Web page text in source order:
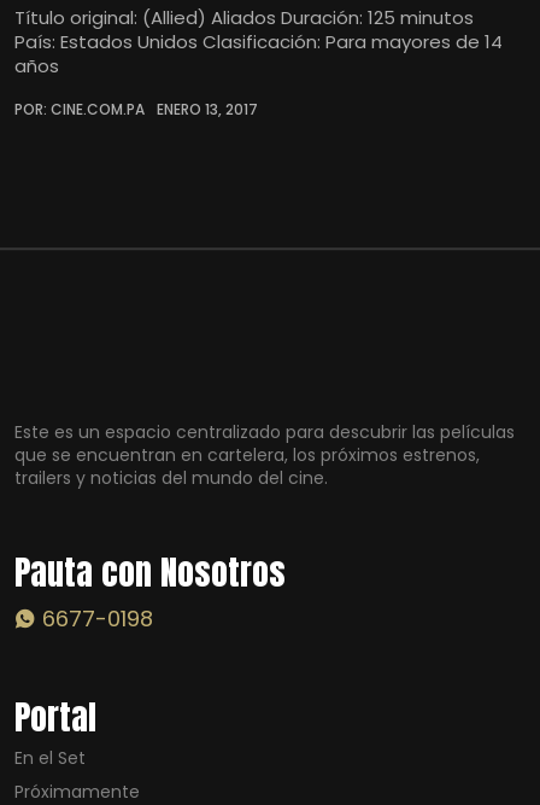
Título original: (Allied) Aliados Duración: 125 minutos
País: Estados Unidos Clasificación: Para mayores de 14
años
POR: CINE.COM.PA ENERO 13, 2017
Este es un espacio centralizado para descubrir las películas
que se encuentran en cartelera, los próximos estrenos,
trailers y noticias del mundo del cine.
Pauta con Nosotros
6677-0198
Portal
En el Set
Próximamente